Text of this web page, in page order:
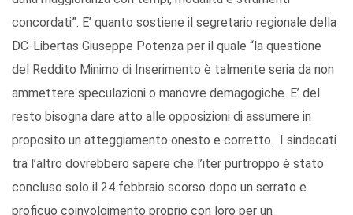
concordati”. E’ quanto sostiene il segretario regionale della
DC-Libertas Giuseppe Potenza per il quale “la questione
del Reddito Minimo di Inserimento è talmente seria da non
ammettere speculazioni o manovre demagogiche. E’ del
resto bisogna dare atto alle opposizioni di assumere in
proposito un atteggiamento onesto e corretto. I sindacati
tra l’altro dovrebbero sapere che l’iter purtroppo è stato
concluso solo il 24 febbraio scorso dopo un serrato e
proficuo coinvolgimento proprio con loro per un